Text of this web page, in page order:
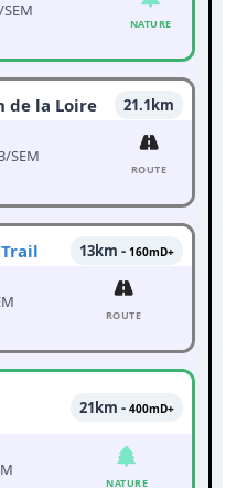
NATURE
de la Loire
21.1km
SEM
ROUTE
13km - 160mD+
ROUTE
21km - 400mD+
NATURE